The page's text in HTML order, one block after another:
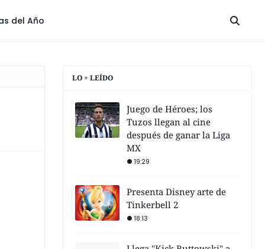
del Año
LO + LEÍDO
Juego de Héroes; los
Tuzos llegan al cine
después de ganar la Liga
MX
19:29
Presenta Disney arte de
Tinkerbell 2
18:13